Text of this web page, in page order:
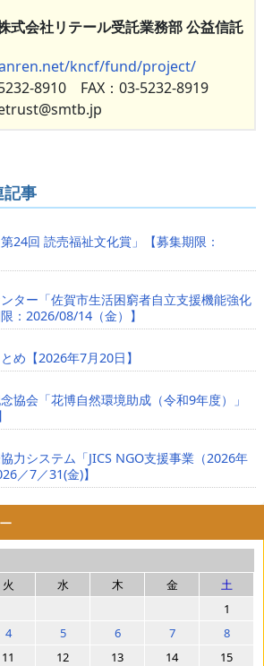
式会社リテール受託業務部 公益信託
kncf/fund/project/
8910 FAX：03-5232-8919
記事
24回 読売福祉文化賞」【募集期限：
ター「佐賀市生活困窮者自立支援機能強化
：2026/08/14（金）】
め【2026年7月20日】
協会「花博自然環境助成（令和9年度）」
力システム「JICS NGO支援事業（2026年
／7／31(金)】
火 水 木 金
土
1
4 5 6 7
8
11 12 13 14
15